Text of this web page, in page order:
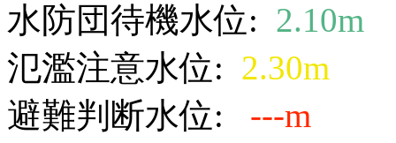
水防団待機水位: 2.10m
氾濫注意水位: 2.30m
避難判断水位: ---m